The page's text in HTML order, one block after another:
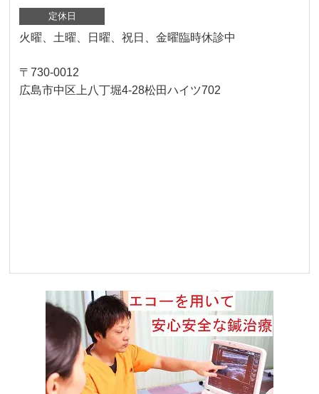
定休日
火曜、土曜、日曜、祝日、金曜臨時休診中
〒730-0012
広島市中区上八丁堀4-28松田ハイツ702